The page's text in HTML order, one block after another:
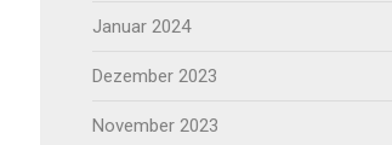
Januar 2024
Dezember 2023
November 2023